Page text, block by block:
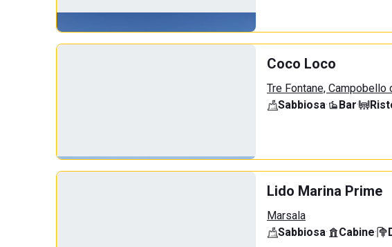
Coco Loco
Tre Fontane, Campobello
Sabbiosa· Bar·
Lido Marina Prime
Marsala
Sabbiosa· Cabine·